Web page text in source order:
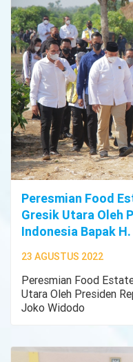
Peresmian Food
Gresik Utara Oleh
Indonesia Bapak
23 AGUSTUS 2022
Peresmian Food
Utara Oleh Presiden
Joko Widodo